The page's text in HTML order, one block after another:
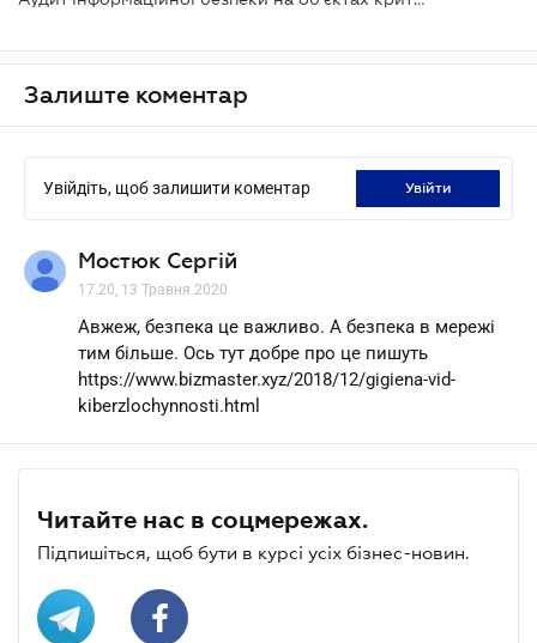
Залиште коментар
Увійдіть, щоб залишити коментар увійти
Мостюк Сергій
17.20, 13 Травня 2020
Авжеж, безпека це важливо. А безпека в мережі
тим більше. Ось тут добре про це пишуть
https://www.bizmaster.xyz/2018/12/gigiena-vid-
kiberzlochynnosti.html
Читайте нас в соцмережах.
Підпишіться, щоб бути в курсі усіх бізнес-новин.